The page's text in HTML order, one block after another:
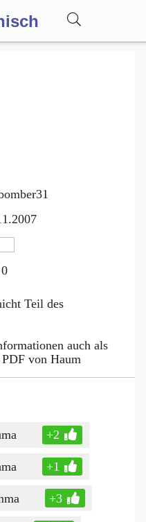
0
Teil des
auch als
PDF von Haum
+2
+1
+3